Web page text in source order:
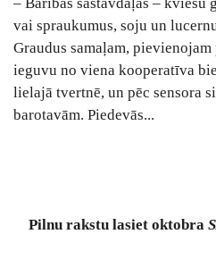
vai spraukumus, soju un
Graudus samaļam, pievienojam
ieguvu no viena kooperatīva
lielajā tvertnē, un pēc sensora
barotavām. Piedevās...
Pilnu rakstu lasiet oktobra